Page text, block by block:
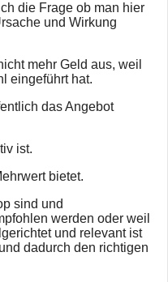
die Frage ob man hier
und Wirkung
mehr Geld aus, weil
eingeführt hat.
das Angebot
ist.
bietet.
sind und
werden oder weil
und relevant ist
dadurch den richtigen